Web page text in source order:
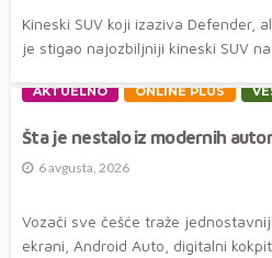
Kineski SUV koji izaziva Defender,
je stigao najozbiljniji kineski SUV na
AKTUELNO ONLINE PLUS
Šta je nestalo iz modernih
6 avgusta, 2026
Vozači sve češće traže
ekrani, Android Auto, digitalni